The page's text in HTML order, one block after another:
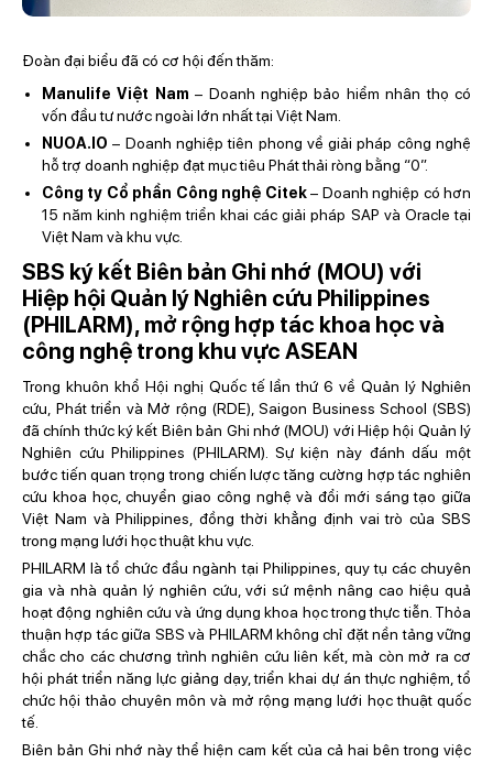
Đoàn đại biểu đã có cơ hội đến thăm:
Manulife Việt Nam – Doanh nghiệp bảo hiểm nhân thọ có
vốn đầu tư nước ngoài lớn nhất tại Việt Nam.
NUOA.IO – Doanh nghiệp tiên phong về giải pháp công nghệ
hỗ trợ doanh nghiệp đạt mục tiêu Phát thải ròng bằng “0”.
Công ty Cổ phần Công nghệ Citek– Doanh nghiệp có hơn
15 năm kinh nghiệm triển khai các giải pháp SAP và Oracle tại
Việt Nam và khu vực.
SBS ký kết Biên bản Ghi nhớ (MOU) với
Hiệp hội Quản lý Nghiên cứu Philippines
(PHILARM), mở rộng hợp tác khoa học và
công nghệ trong khu vực ASEAN
Trong khuôn khổ Hội nghị Quốc tế lần thứ 6 về Quản lý Nghiên
cứu, Phát triển và Mở rộng (RDE), Saigon Business School (SBS)
đã chính thức ký kết Biên bản Ghi nhớ (MOU) với Hiệp hội Quản lý
Nghiên cứu Philippines (PHILARM). Sự kiện này đánh dấu một
bước tiến quan trọng trong chiến lược tăng cường hợp tác nghiên
cứu khoa học, chuyển giao công nghệ và đổi mới sáng tạo giữa
Việt Nam và Philippines, đồng thời khẳng định vai trò của SBS
trong mạng lưới học thuật khu vực.
PHILARM là tổ chức đầu ngành tại Philippines, quy tụ các chuyên
gia và nhà quản lý nghiên cứu, với sứ mệnh nâng cao hiệu quả
hoạt động nghiên cứu và ứng dụng khoa học trong thực tiễn. Thỏa
thuận hợp tác giữa SBS và PHILARM không chỉ đặt nền tảng vững
chắc cho các chương trình nghiên cứu liên kết, mà còn mở ra cơ
hội phát triển năng lực giảng dạy, triển khai dự án thực nghiệm, tổ
chức hội thảo chuyên môn và mở rộng mạng lưới học thuật quốc
tế.
Biên bản Ghi nhớ này thể hiện cam kết của cả hai bên trong việc